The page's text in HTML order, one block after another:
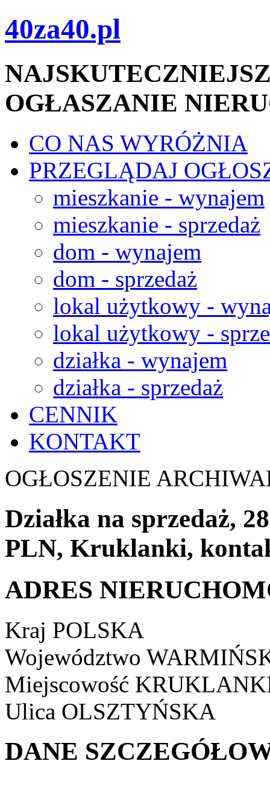
40za40.pl
OGŁASZANIE
CO NAS WYRÓŻNIA
PRZEGLĄDAJ
mieszkanie - wynajem
mieszkanie - sprzedaż
dom - wynajem
dom - sprzedaż
lokal użytkowy -
lokal użytkowy -
działka - wynajem
działka - sprzedaż
CENNIK
KONTAKT
OGŁOSZENIE
Działka na sprzedaż,
PLN, Kruklanki,
ADRES
Kraj POLSKA
Województwo
Miejscowość
Ulica OLSZTYŃSKA
DANE